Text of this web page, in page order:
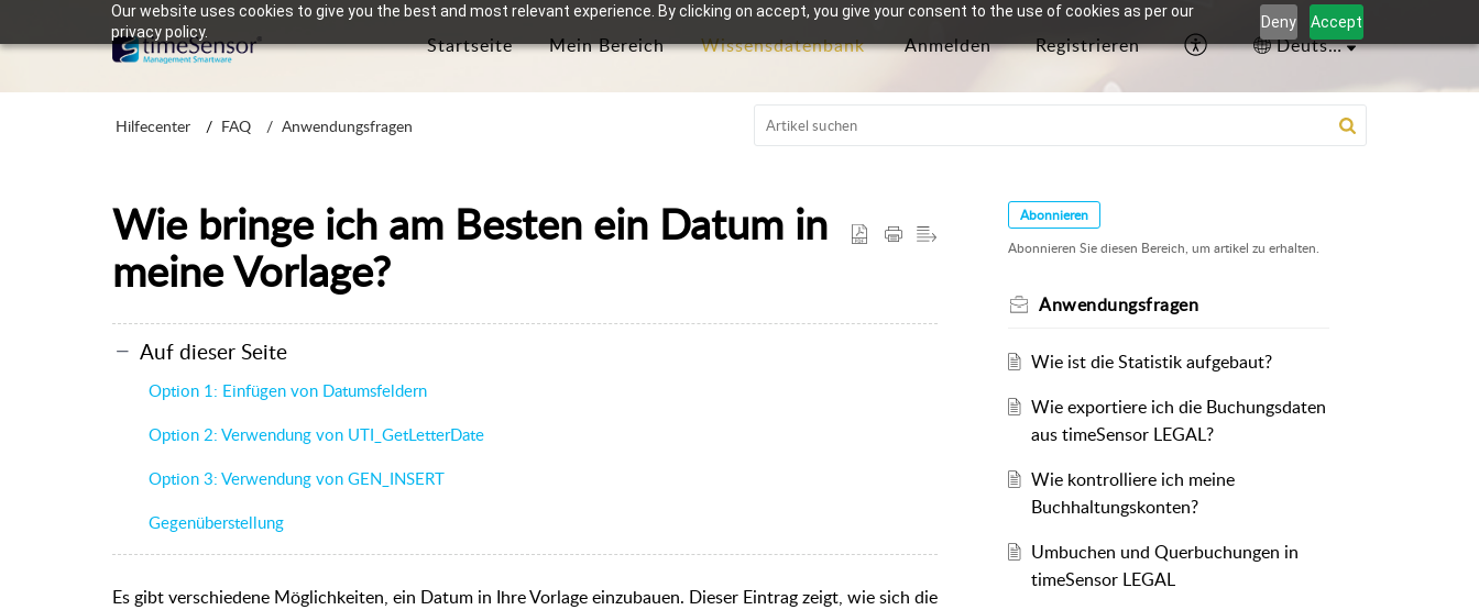
Our website uses cookies to give you the best and most relevant experience. By clicking on accept, you give your consent to the use of cookies as per our
privacy policy.
Deny Accept
Startseite Mein Bereich Wissensdatenbank Anmelden Registrieren Deutsch
Hilfecenter FAQ Anwendungsfragen
Wie bringe ich am Besten ein Datum in
meine Vorlage?
Auf dieser Seite
Option 1: Einfügen von Datumsfeldern
Option 2: Verwendung von UTI_GetLetterDate
Option 3: Verwendung von GEN_INSERT
Gegenüberstellung
Es gibt verschiedene Möglichkeiten, ein Datum in Ihre Vorlage einzubauen. Dieser Eintrag zeigt, wie sich die
Abonnieren
Abonnieren Sie diesen Bereich, um artikel zu erhalten.
Anwendungsfragen
Wie ist die Statistik aufgebaut?
Wie exportiere ich die Buchungsdaten
aus timeSensor LEGAL?
Wie kontrolliere ich meine
Buchhaltungskonten?
Umbuchen und Querbuchungen in
timeSensor LEGAL